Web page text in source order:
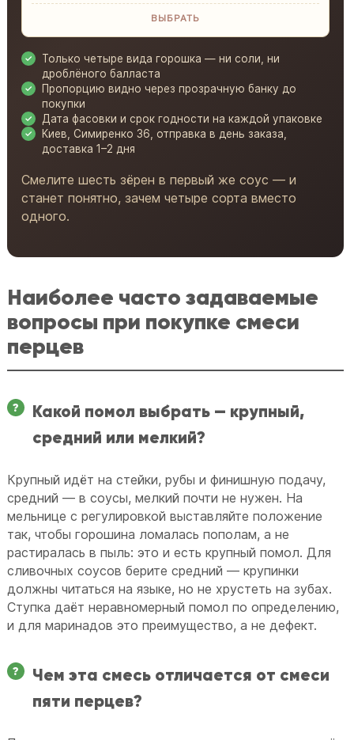
ВЫБРАТЬ
Только четыре вида горошка — ни соли, ни
дроблёного балласта
Пропорцию видно через прозрачную банку до
покупки
Дата фасовки и срок годности на каждой упаковке
Киев, Симиренко 36, отправка в день заказа,
доставка 1–2 дня
Смелите шесть зёрен в первый же соус — и
станет понятно, зачем четыре сорта вместо
одного.
Наиболее часто задаваемые
вопросы при покупке смеси
перцев
Какой помол выбрать — крупный,
средний или мелкий?
Крупный идёт на стейки, рубы и финишную подачу,
средний — в соусы, мелкий почти не нужен. На
мельнице с регулировкой выставляйте положение
так, чтобы горошина ломалась пополам, а не
растиралась в пыль: это и есть крупный помол. Для
сливочных соусов берите средний — крупинки
должны читаться на языке, но не хрустеть на зубах.
Ступка даёт неравномерный помол по определению,
и для маринадов это преимущество, а не дефект.
Чем эта смесь отличается от смеси
пяти перцев?